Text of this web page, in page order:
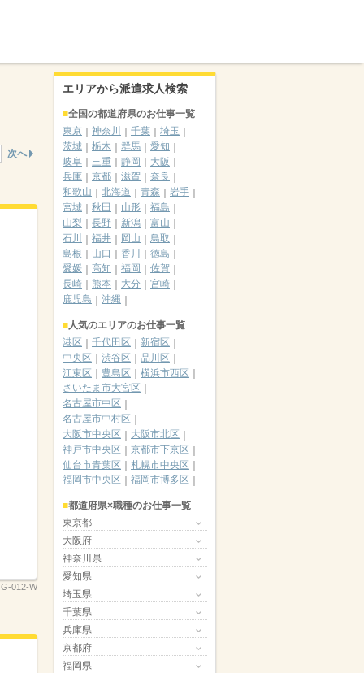
次へ
012-W
エリアから派遣求人検索
全国の都道府県のお仕事一覧
東京
神奈川 千葉
埼玉
茨城
栃木 群馬
愛知
岐阜
三重 静岡
大阪
兵庫
京都 滋賀
奈良
和歌山
北海道 青森
岩手
宮城
秋田 山形
福島
山梨
長野 新潟
富山
石川
福井 岡山
鳥取
島根
山口 香川
徳島
愛媛
高知 福岡
佐賀
長崎
熊本 大分
宮崎
鹿児島
沖縄
人気のエリアのお仕事一覧
港区
千代田区
新宿区
中央区
渋谷区
品川区
江東区
豊島区
横浜市西区
さいたま市大宮区
名古屋市中区
名古屋市中村区
大阪市中央区
大阪市北区
神戸市中央区
京都市下京区
仙台市青葉区
札幌市中央区
福岡市中央区
福岡市博多区
都道府県×職種のお仕事一覧
東京都
大阪府
神奈川県
愛知県
埼玉県
千葉県
兵庫県
京都府
福岡県